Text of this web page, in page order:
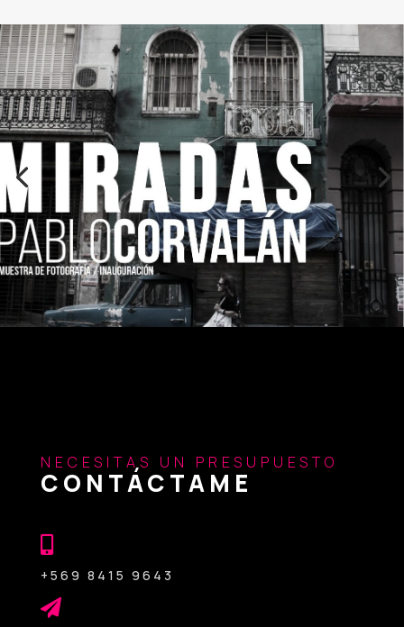
NECESITAS UN PRESUPUESTO
CONTÁCTAME

+569 8415 9643
